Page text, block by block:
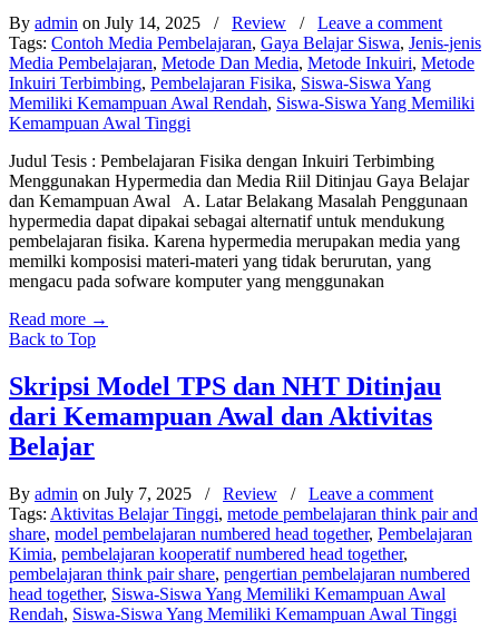
By admin on July 14, 2025 / Review / Leave a comment
Tags: Contoh Media Pembelajaran, Gaya Belajar Siswa, Jenis-jenis
Media Pembelajaran, Metode Dan Media, Metode Inkuiri, Metode
Inkuiri Terbimbing, Pembelajaran Fisika, Siswa-Siswa Yang
Memiliki Kemampuan Awal Rendah, Siswa-Siswa Yang Memiliki
Kemampuan Awal Tinggi
Judul Tesis : Pembelajaran Fisika dengan Inkuiri Terbimbing
Menggunakan Hypermedia dan Media Riil Ditinjau Gaya Belajar
dan Kemampuan Awal A. Latar Belakang Masalah Penggunaan
hypermedia dapat dipakai sebagai alternatif untuk mendukung
pembelajaran fisika. Karena hypermedia merupakan media yang
memilki komposisi materi-materi yang tidak berurutan, yang
mengacu pada sofware komputer yang menggunakan
Read more →
Back to Top
Skripsi Model TPS dan NHT Ditinjau
dari Kemampuan Awal dan Aktivitas
Belajar
By admin on July 7, 2025 / Review / Leave a comment
Tags: Aktivitas Belajar Tinggi, metode pembelajaran think pair and
share, model pembelajaran numbered head together, Pembelajaran
Kimia, pembelajaran kooperatif numbered head together,
pembelajaran think pair share, pengertian pembelajaran numbered
head together, Siswa-Siswa Yang Memiliki Kemampuan Awal
Rendah, Siswa-Siswa Yang Memiliki Kemampuan Awal Tinggi